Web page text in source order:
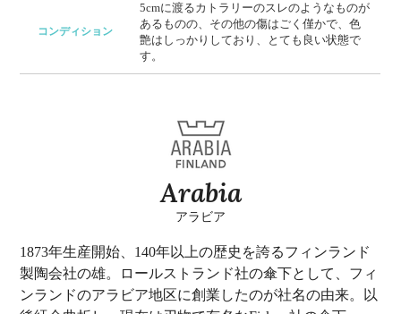
コンディション
5cmに渡るカトラリーのスレのようなものが
あるものの、その他の傷はごく僅かで、色
艶はしっかりしており、とても良い状態で
す。
Arabia
アラビア
1873年生産開始、140年以上の歴史を誇るフィンランド
製陶会社の雄。ロールストランド社の傘下として、フィ
ンランドのアラビア地区に創業したのが社名の由来。以